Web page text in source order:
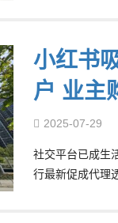
小红书
户 业主
2025-07-29
社交平台已成生
行最新促成代理